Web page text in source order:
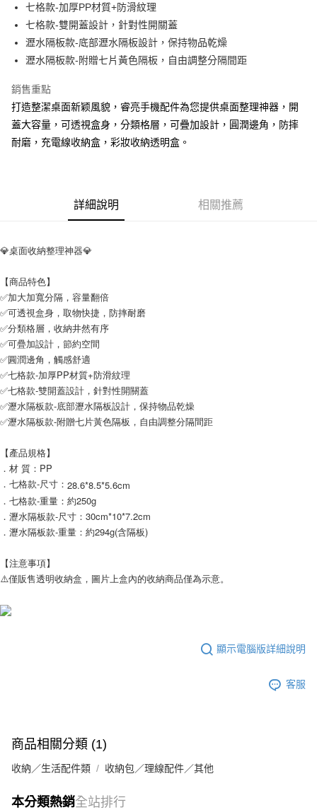
運送方式
付款後全家取貨
7-11取貨付款
每筆NT$65，滿NT$690(含以上)免運費
每筆NT$100，滿NT$990(含以上)免運費
七格款-加厚PP材質+防滑紋理
七格款-雙開蓋設計，針對性開關蓋
瀝水隔板款-底部瀝水隔板設計，保持物品乾燥
瀝水隔板款-附贈七片黃色隔板，自由調整分隔間距
銷售重點
打造整潔桌面新颖風貌，睿亮手機配件為您提供桌面整理神器，開
蓋大容量，可透視盒身，分類格層，可疊加設計，圓潤邊角，防摔
耐磨，充電線收納盒，彩妝收納透明盒。
詳細說明 相關推薦
💎桌面收納整理神器💎
【商品特色】
✅加大加寬分隔，容量翻倍
✅可透視盒身，取物快捷，防摔耐磨
✅分類格層，收納井然有序
✅可疊加設計，節約空間
✅圓潤邊角，觸感舒適
✅七格款-加厚PP材質+防滑紋理
✅七格款-雙開蓋設計，針對性開關蓋
✅瀝水隔板款-底部瀝水隔板設計，保持物品乾燥
✅瀝水隔板款-附贈七片黃色隔板，自由調整分隔間距
【產品規格】
．材 質：PP
．七格款-尺寸： 28.6*8.5*5.6cm
．七格款-重量：約250g
．瀝水隔板款-尺寸：30cm*10*7.2cm
．瀝水隔板款-重量：約294g(含隔板)
【注意事項】
⚠️僅販售透明收納盒，圖片上盒內的收納商品僅為示意。
顯示電腦版詳細說明
客服
商品相關分類 (1)
收納／生活配件類 收納包／理線配件／其他
本分類熱銷全站排行